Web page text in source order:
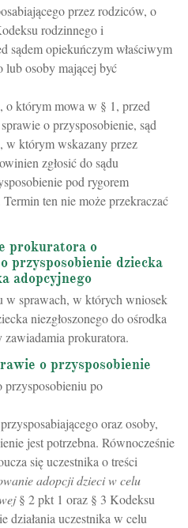
przez rodziców, o
rodzinnego i
sądem opiekuńczym właściwym
lub osoby mającej być
o którym mowa w § 1, przed
o przysposobienie, sąd
w którym wskazany przez
zgłosić do sądu
pod rygorem
ten nie może przekraczać
prokuratora o
przysposobienie dziecka
adopcyjnego
w sprawach, w których wniosek
niezgłoszonego do ośrodka
prokuratora.
o przysposobienie
przysposobieniu po
oraz osoby,
jest potrzebna. Równocześnie
się uczestnika o treści
adopcji dzieci w celu
§ 2 pkt 1 oraz § 3 Kodeksu
działania uczestnika w celu